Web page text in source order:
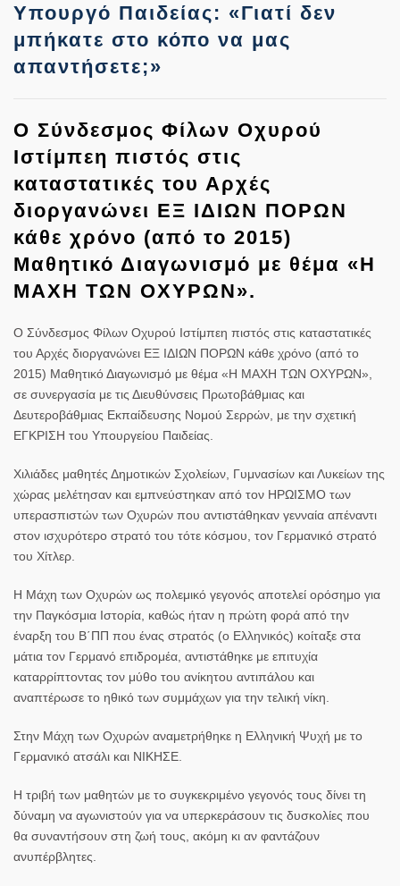
Υπουργό Παιδείας: «Γιατί δεν
μπήκατε στο κόπο να μας
απαντήσετε;»
Ο Σύνδεσμος Φίλων Οχυρού
Ιστίμπεη πιστός στις
καταστατικές του Αρχές
διοργανώνει ΕΞ ΙΔΙΩΝ ΠΟΡΩΝ
κάθε χρόνο (από το 2015)
Μαθητικό Διαγωνισμό με θέμα «Η
ΜΑΧΗ ΤΩΝ ΟΧΥΡΩΝ».
Ο Σύνδεσμος Φίλων Οχυρού Ιστίμπεη πιστός στις καταστατικές
του Αρχές διοργανώνει ΕΞ ΙΔΙΩΝ ΠΟΡΩΝ κάθε χρόνο (από το
2015) Μαθητικό Διαγωνισμό με θέμα «Η ΜΑΧΗ ΤΩΝ ΟΧΥΡΩΝ»,
σε συνεργασία με τις Διευθύνσεις Πρωτοβάθμιας και
Δευτεροβάθμιας Εκπαίδευσης Νομού Σερρών, με την σχετική
ΕΓΚΡΙΣΗ του Υπουργείου Παιδείας.
Χιλιάδες μαθητές Δημοτικών Σχολείων, Γυμνασίων και Λυκείων της
χώρας μελέτησαν και εμπνεύστηκαν από τον ΗΡΩΙΣΜΟ των
υπερασπιστών των Οχυρών που αντιστάθηκαν γενναία απέναντι
στον ισχυρότερο στρατό του τότε κόσμου, τον Γερμανικό στρατό
του Χίτλερ.
Η Μάχη των Οχυρών ως πολεμικό γεγονός αποτελεί ορόσημο για
την Παγκόσμια Ιστορία, καθώς ήταν η πρώτη φορά από την
έναρξη του Β΄ΠΠ που ένας στρατός (ο Ελληνικός) κοίταξε στα
μάτια τον Γερμανό επιδρομέα, αντιστάθηκε με επιτυχία
καταρρίπτοντας τον μύθο του ανίκητου αντιπάλου και
αναπτέρωσε το ηθικό των συμμάχων για την τελική νίκη.
Στην Μάχη των Οχυρών αναμετρήθηκε η Ελληνική Ψυχή με το
Γερμανικό ατσάλι και ΝΙΚΗΣΕ.
Η τριβή των μαθητών με το συγκεκριμένο γεγονός τους δίνει τη
δύναμη να αγωνιστούν για να υπερκεράσουν τις δυσκολίες που
θα συναντήσουν στη ζωή τους, ακόμη κι αν φαντάζουν
ανυπέρβλητες.